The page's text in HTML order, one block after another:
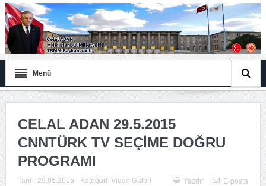
Menü
CELAL ADAN 29.5.2015
CNNTÜRK TV SEÇİME DOĞRU
PROGRAMI
Tarih: 29.05.2015 Kategori: Video Galeri Yazdır E-posta